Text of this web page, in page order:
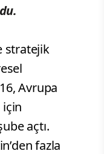
stratejik
Avrupa
için
açtı.
fazla